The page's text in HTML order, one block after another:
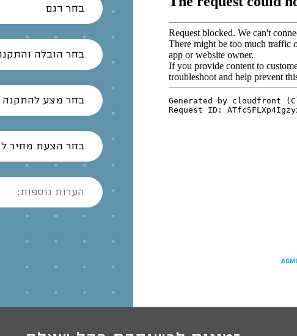
בחר דגם
בחר הובלה
בחר מצע להתקנה
בחר הצעת מחיר ל